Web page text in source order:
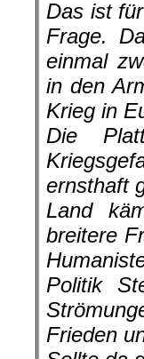
Das ist
Frage.
einmal
in den
Krieg in
Die
ernsthaft
Land
breitere
Politik
Frieden